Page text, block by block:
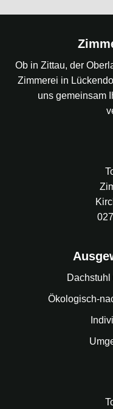
Ob in Zittau, der
Zimmerei in
uns gemeinsam
Ökologisch-